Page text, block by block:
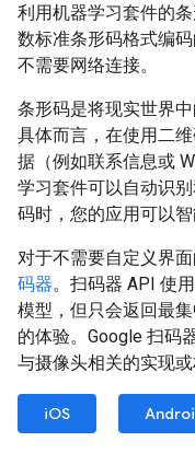
利用机器学习套件的
数标准条形码格式编
不需要网络连接。
条形码是将现实世界
具体而言，在使用二
据（例如联系信息或
学习套件可以自动识
码时，您的应用可以智
对于不需要自定义界
码器。扫码器 API 使
模型，但只会返回最
的体验。Google 扫码
与摄像头相关的实现或
iOS